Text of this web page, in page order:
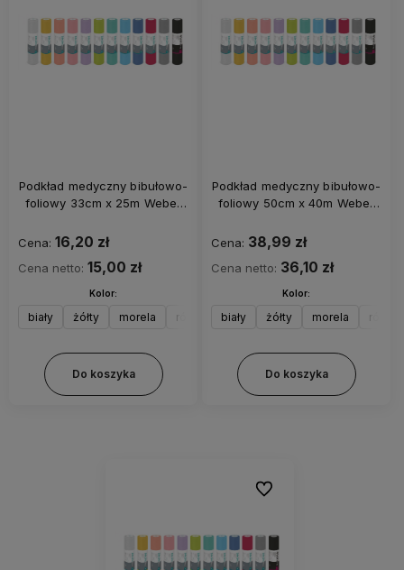
Podkład medyczny bibułowo-
foliowy 33cm x 25m Weber
Cena: 16,20 zł
Cena netto: 15,00 zł
Kolor:
biały żółty morela różowy wrzos limonka miętowy
Do koszyka
Podkład medyczny bibułowo-
foliowy 50cm x 40m Weber
Cena: 38,99 zł
Cena netto: 36,10 zł
Kolor:
biały żółty morela
Do koszyka
Do ulubionych